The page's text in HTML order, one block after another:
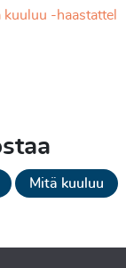
kuuluu -haastattel
Mitä kuuluu